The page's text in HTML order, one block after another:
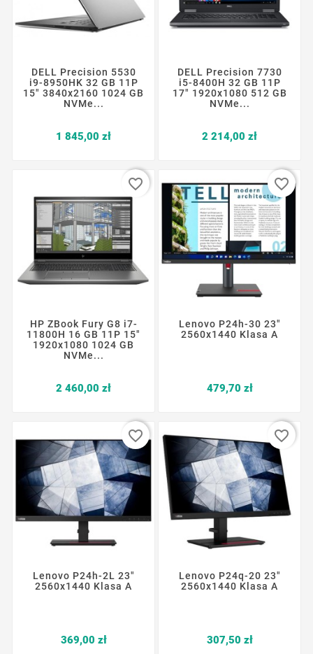
DELL Precision 5530
i9-8950HK 32 GB 11P
15" 3840x2160 1024 GB
NVMe...
1 845,00 złCena
DELL Precision 7730
i5-8400H 32 GB 11P
17" 1920x1080 512 GB
NVMe...
2 214,00 złCena
HP ZBook Fury G8 i7-
11800H 16 GB 11P 15"
1920x1080 1024 GB
NVMe...
2 460,00 złCena
favorite_border
Lenovo P24h-30 23"
2560x1440 Klasa A
479,70 złCena
favorite_border
Lenovo P24h-2L 23"
2560x1440 Klasa A
369,00 złCena
favorite_border
Lenovo P24q-20 23"
2560x1440 Klasa A
307,50 złCena
favorite_border